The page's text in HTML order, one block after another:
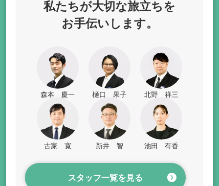
私たちが大切な旅立ちを
お手伝いします。
森本 慶一 樋口 果子 北野 祥三
古家 寛 新井 智 池田 有香
スタッフ一覧を見る